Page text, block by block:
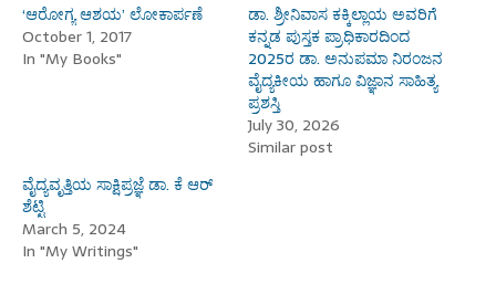
‘ಆರೋಗ್ಯ ಆಶಯ’ ಲೋಕಾರ್ಪಣೆ
October 1, 2017
In "My Books"
ಡಾ. ಶ್ರೀನಿವಾಸ ಕಕ್ಕಿಲ್ಲಾಯ ಅವರಿಗೆ
ಕನ್ನಡ ಪುಸ್ತಕ ಪ್ರಾಧಿಕಾರದಿಂದ
2025ರ ಡಾ. ಅನುಪಮಾ ನಿರಂಜನ
ವೈದ್ಯಕೀಯ ಹಾಗೂ ವಿಜ್ಞಾನ ಸಾಹಿತ್ಯ
ಪ್ರಶಸ್ತಿ
July 30, 2026
Similar post
ವೈದ್ಯವೃತ್ತಿಯ ಸಾಕ್ಷಿಪ್ರಜ್ಞೆ ಡಾ. ಕೆ ಆರ್
ಶೆಟ್ಟಿ
March 5, 2024
In "My Writings"